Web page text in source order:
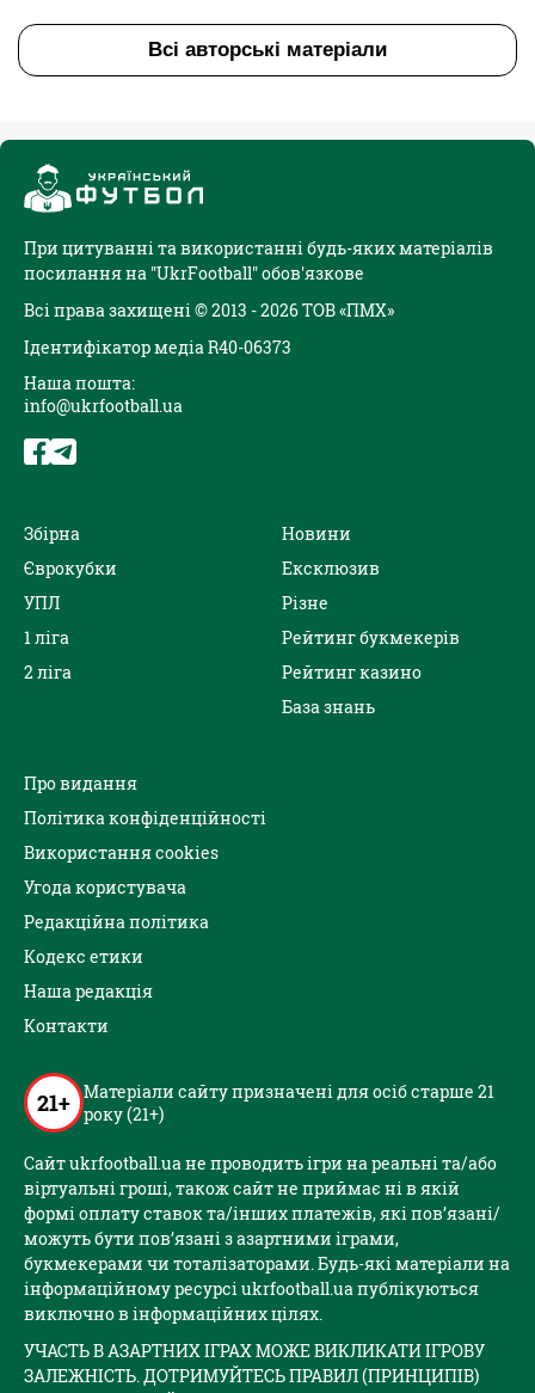
Всі авторські матеріали
При цитуванні та використанні будь-яких матеріалів
посилання на "UkrFootball" обов'язкове
Всі права захищені © 2013 - 2026 ТОВ «ПМХ»
Ідентифікатор медіа R40-06373
Наша пошта:
info@ukrfootball.ua
Збірна
Єврокубки
УПЛ
1 ліга
2 ліга
Новини
Ексклюзив
Різне
Рейтинг букмекерів
Рейтинг казино
База знань
Про видання
Політика конфіденційності
Використання cookies
Угода користувача
Редакційна політика
Кодекс етики
Наша редакція
Контакти
21+ Матеріали сайту призначені для осіб старше 21
року (21+)
Сайт ukrfootball.ua не проводить ігри на реальні та/або
віртуальні гроші, також сайт не приймає ні в якій
формі оплату ставок та/інших платежів, які пов’язані/
можуть бути пов’язані з азартними іграми,
букмекерами чи тоталізаторами. Будь-які матеріали на
інформаційному ресурсі ukrfootball.ua публікуються
виключно в інформаційних цілях.
УЧАСТЬ В АЗАРТНИХ ІГРАХ МОЖЕ ВИКЛИКАТИ ІГРОВУ
ЗАЛЕЖНІСТЬ. ДОТРИМУЙТЕСЬ ПРАВИЛ (ПРИНЦИПІВ)